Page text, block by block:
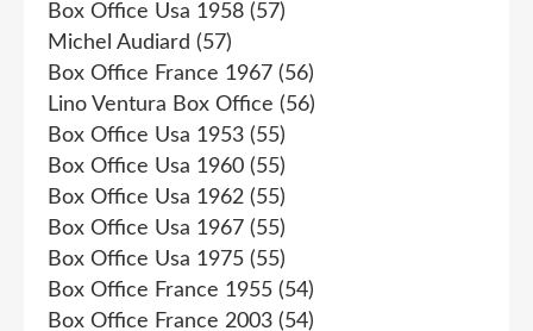
Box Office Usa 1958 (57)
Michel Audiard (57)
Box Office France 1967 (56)
Lino Ventura Box Office (56)
Box Office Usa 1953 (55)
Box Office Usa 1960 (55)
Box Office Usa 1962 (55)
Box Office Usa 1967 (55)
Box Office Usa 1975 (55)
Box Office France 1955 (54)
Box Office France 2003 (54)